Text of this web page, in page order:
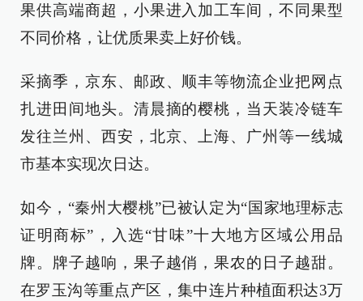
果供高端商超，小果进入加工车间，不同果型
不同价格，让优质果卖上好价钱。
采摘季，京东、邮政、顺丰等物流企业把网点
扎进田间地头。清晨摘的樱桃，当天装冷链车
发往兰州、西安，北京、上海、广州等一线城
市基本实现次日达。
如今，“秦州大樱桃”已被认定为“国家地理标志
证明商标”，入选“甘味”十大地方区域公用品
牌。牌子越响，果子越俏，果农的日子越甜。
在罗玉沟等重点产区，集中连片种植面积达3万